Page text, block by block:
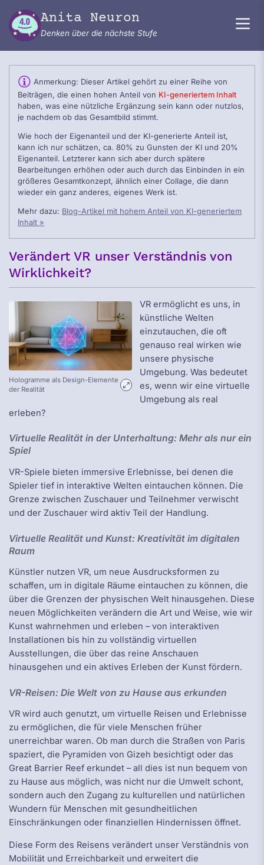
Anita Neuron
Denken über die nächste Stufe
Anmerkung: Dieser Artikel gehört zu einer Reihe von
Beiträgen, die einen hohen Anteil von KI-generiertem Inhalt
haben, was eine nützliche Ergänzung sein kann oder nutzlos,
je nachdem ob das Gesamtbild stimmt.
Wie hoch der Eigenanteil und der KI-generierte Anteil ist,
kann ich nur schätzen, ca. 80% zu Gunsten der KI und 20%
Eigenanteil. Letzterer kann sich aber durch spätere
Bearbeitungen erhöhen oder auch durch das Einbinden in ein
größeres Gesamtkonzept, ähnlich einer Collage, die dann
wieder ein ganz anderes, eigenes Werk ist.
Mehr dazu: Blog-Artikel mit hohem Anteil von KI-generiertem
Inhalt »
Verändert VR unser Verständnis von
Wirklichkeit?
Hologramme als Design-Elemente
der Realität
VR ermöglicht es uns, in
künstliche Welten
einzutauchen, die oft
genauso real wirken wie
unsere physische
Umgebung. Was bedeutet
es, wenn wir eine virtuelle
Umgebung als real
erleben?
Virtuelle Realität in der Unterhaltung: Mehr als nur ein
Spiel
VR-Spiele bieten immersive Erlebnisse, bei denen die
Spieler tief in interaktive Welten eintauchen können. Die
Grenze zwischen Zuschauer und Teilnehmer verwischt
und der Zuschauer wird aktiv Teil der Handlung.
Virtuelle Realität und Kunst: Kreativität im digitalen
Raum
Künstler nutzen VR, um neue Ausdrucksformen zu
schaffen, um in digitale Räume eintauchen zu können, die
über die Grenzen der physischen Welt hinausgehen. Diese
neuen Möglichkeiten verändern die Art und Weise, wie wir
Kunst wahrnehmen und erleben – von interaktiven
Installationen bis hin zu vollständig virtuellen
Ausstellungen, die über das reine Anschauen
hinausgehen und ein aktives Erleben der Kunst fördern.
VR-Reisen: Die Welt von zu Hause aus erkunden
VR wird auch genutzt, um virtuelle Reisen und Erlebnisse
zu ermöglichen, die für viele Menschen früher
unerreichbar waren. Ob man durch die Straßen von Paris
spaziert, die Pyramiden von Gizeh besichtigt oder das
Great Barrier Reef erkundet – all dies ist nun bequem von
zu Hause aus möglich, was nicht nur die Umwelt schont,
sondern auch den Zugang zu kulturellen und natürlichen
Wundern für Menschen mit gesundheitlichen
Einschränkungen oder finanziellen Hindernissen öffnet.
Diese Form des Reisens verändert unser Verständnis von
Mobilität und Erreichbarkeit und erweitert die